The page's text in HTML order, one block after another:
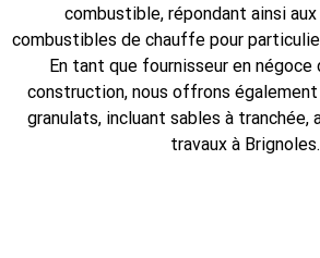
combustible, répondant ainsi
combustibles de chauffe pour
En tant que fournisseur en négoce
construction, nous offrons
granulats, incluant sables à tranchée,
travaux à Brignoles.